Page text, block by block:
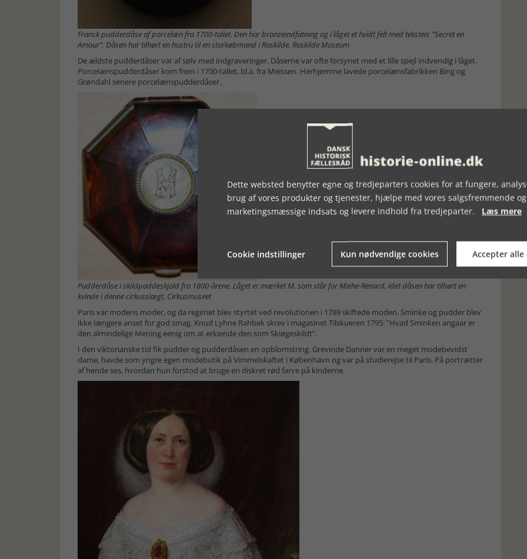
Fransk pudderdåse af porcelæn fra 1700-tallet. Den har bronzeindfatning og i låget et hvidt felt med teksten: ”Secret en
Amour”. Dåsen har tilhørt en hustru til en storkøbmand i Roskilde, Roskilde Museum
De ældste pudderdåser var af sølv med indgraveringer. Dåserne var ofte forsynet med et lille spejl indvendig i låget.
Porcelænspudderdåser kom frem i 1700-tallet, bl.a. fra Meissen. Herhjemme lavede porcelænsfabrikken Bing og
Grøndahl senere porcelænspudderdåser.
Pudderdåse i skildpaddeskjold fra 1800-årene. Låget er mærket M, som står for Miehe-Renard, idet dåsen har tilhørt en
kvinde i denne cirkusslægt, Cirkusmuseet
Paris var modens moder, og da regimet blev styrtet ved revolutionen i 1789 skiftede moden. Sminke og pudder blev
ikke længere anset for god smag. Knud Lyhne Rahbek skrev i magasinet Tilskueren 1795: ”Hvad Sminken angaar er
den almindelige Mening eenig om at erkiende den som Skiøgeskildt”.
I den viktorianske tid fik pudder og pudderdåsen en opblomstring. Grevinde Danner var en meget modebevidst
dame, havde som yngre egen modebutik på Vimmelskaftet i København og var på studierejse til Paris. På portrætter
af hende ses, hvordan hun forstod at bruge en diskret rød farve på kinderne.
Dette websted benytter egne og tredjeparters cookies for at fungere,
brug af vores produkter og tjenester, hjælpe med vores salgsfremmende og
marketingsmæssige indsats og levere indhold fra tredjeparter. Læs mere
Cookie indstillinger Kun nødvendige cookies Accepter alle